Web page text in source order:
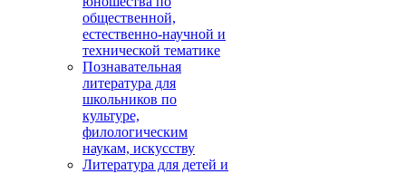
общественной,
естественно-научной и
технической тематике
Познавательная
литература для
школьников по
культуре,
филологическим
наукам, искусству
Литература для детей и